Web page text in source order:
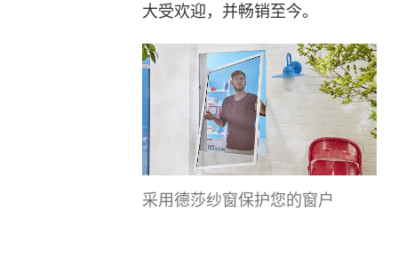
大受欢迎，并畅销至今。
采用德莎纱窗保护您的窗户